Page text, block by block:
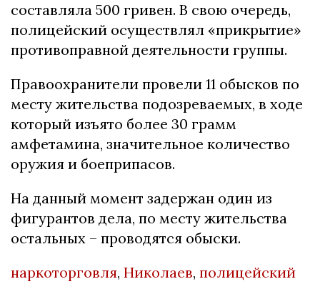
составляла 500 гривен. В свою очередь,
полицейский осуществлял «прикрытие»
противоправной деятельности группы.
Правоохранители провели 11 обысков по
месту жительства подозреваемых, в ходе
который изъято более 30 грамм
амфетамина, значительное количество
оружия и боеприпасов.
На данный момент задержан один из
фигурантов дела, по месту жительства
остальных – проводятся обыски.
наркоторговля, Николаев, полицейский